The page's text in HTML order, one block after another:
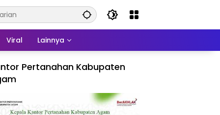
Viral Lainnya
Pertanahan Kabupaten